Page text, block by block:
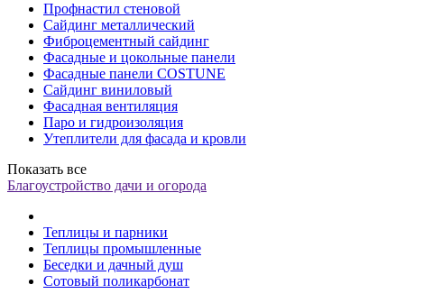
Профнастил стеновой
Сайдинг металлический
Фиброцементный сайдинг
Фасадные и цокольные панели
Фасадные панели COSTUNE
Сайдинг виниловый
Фасадная вентиляция
Паро и гидроизоляция
Утеплители для фасада и кровли
Показать все
Благоустройство дачи и огорода
Теплицы и парники
Теплицы промышленные
Беседки и дачный душ
Сотовый поликарбонат